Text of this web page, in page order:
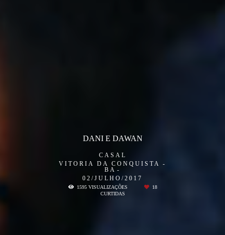
CASAL
VITORIA DA CONQUISTA -
BA
02/JULHO/2017
DANI E DAWAN
1595VISUALIZAÇÕES
18
CURTIDAS